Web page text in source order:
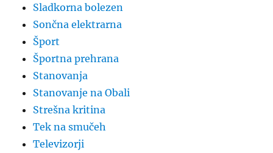
Sladkorna bolezen
Sončna elektrarna
Šport
Športna prehrana
Stanovanja
Stanovanje na Obali
Strešna kritina
Tek na smučeh
Televizorji